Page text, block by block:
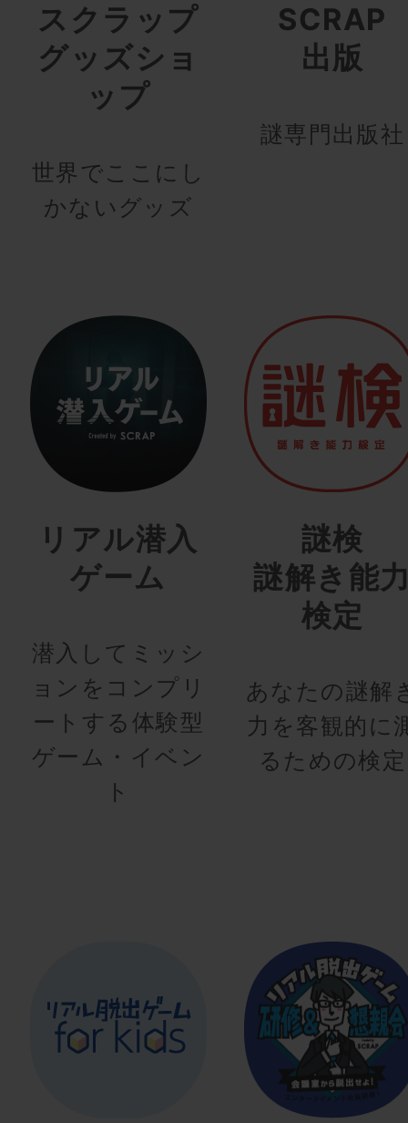
スクラップ
グッズショ
ップ
世界でここにし
かないグッズ
SCRAP
出版
謎専門出版社
リアル潜入
ゲーム
潜入してミッシ
ョンをコンプリ
ートする体験型
ゲーム・イベン
ト
謎検
謎解き能
検定
あなたの謎解
力を客観的に
るための検定